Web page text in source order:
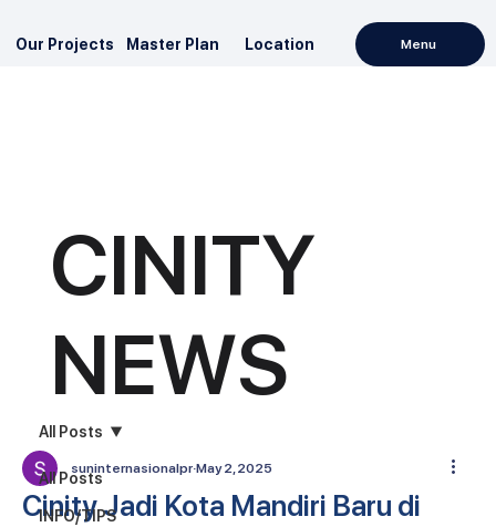
Our Projects Master Plan Location Menu
CINITY
NEWS
All Posts
INFO/TIPS
All Posts
Cinity Jadi Kota Mandiri Baru di
suninternasionalpr May 2, 2025